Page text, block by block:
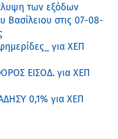
των εξόδων
Βασίλειου στις 07-08-
για ΧΕΠ
ΕΙΣΟΔ. για ΧΕΠ
0,1% για ΧΕΠ